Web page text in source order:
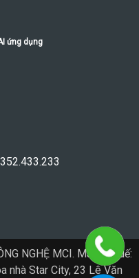
ứng dụng
NGHỆ MCI. Mã số thuế:
nhà Star City, 23 Lê Văn